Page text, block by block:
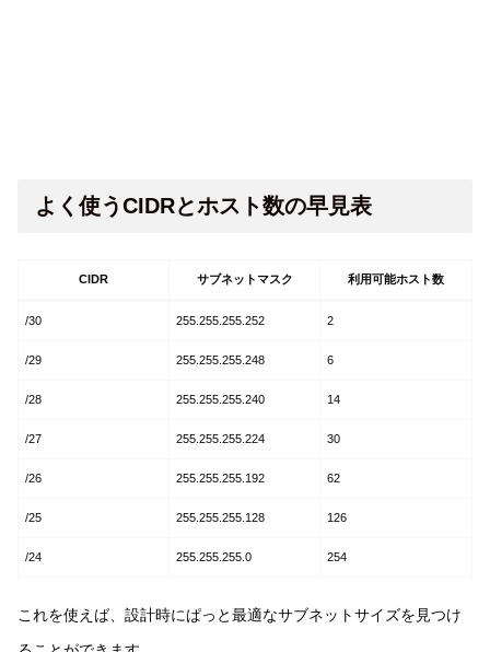
よく使うCIDRとホスト数の早見表
CIDR サブネットマスク 利用可能ホスト数
/30 255.255.255.252 2
/29 255.255.255.248 6
/28 255.255.255.240 14
/27 255.255.255.224 30
/26 255.255.255.192 62
/25 255.255.255.128 126
/24 255.255.255.0 254
これを使えば、設計時にぱっと最適なサブネットサイズを見つけ